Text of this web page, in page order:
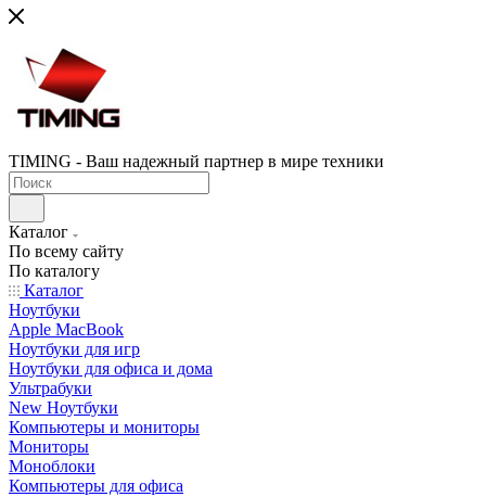
TIMING - Ваш надежный партнер в мире техники
Каталог
По всему сайту
По каталогу
Каталог
Ноутбуки
Apple MacBook
Ноутбуки для игр
Ноутбуки для офиса и дома
Ультрабуки
New Ноутбуки
Компьютеры и мониторы
Мониторы
Моноблоки
Компьютеры для офиса